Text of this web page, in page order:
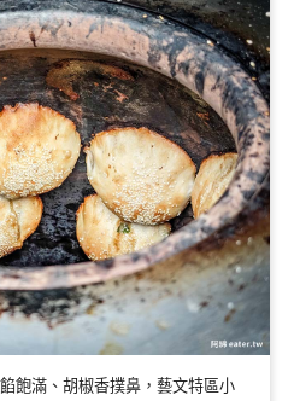
飽滿、胡椒香撲鼻，藝文特區小